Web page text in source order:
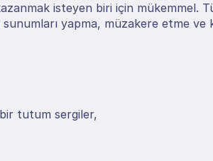
isteyen biri için mükemmel.
yapma, müzakere etme
tutum sergiler,